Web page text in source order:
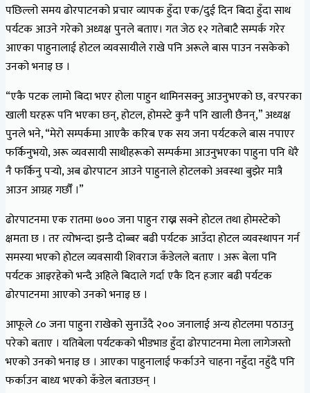
पछिल्लो समय ढोरपाटनको प्रचार व्यापक हुँदा एक/दुई दिन बिदा हुँदा साथ
पर्यटक आउने गरेको अध्यक्ष पुनले बताए। गत जेठ १२ गतेबाटै सम्पर्क गरेर
आएका पाहुनालाई होटल व्यवसायीले राखे पनि अरूले बास पाउन नसकेको
उनको भनाइ छ ।
“एकै पटक लामो बिदा भएर होला पाहुन थामिनसक्नु आउनुभएको छ, वरपरका
खाली घरहरू पनि भएका छन्, होटल, होमस्टे कुनै पनि खाली छैनन्,” अध्यक्ष
पुनले भने, “मेरो सम्पर्कमा आएकै करिब एक सय जना पर्यटकले बास नपाएर
फर्किनुभयो, अरू व्यवसायी साथीहरूको सम्पर्कमा आउनुभएका पाहुना पनि धेरै
नै फर्किनु पर्‍यो, अब ढोरपाटन आउने पाहुनाले होटलको अवस्था बुझेर मात्रै
आउन आग्रह गर्छौँ ।”
ढोरपाटनमा एक रातमा ७०० जना पाहुन राख्न सक्ने होटल तथा होमस्टेको
क्षमता छ । तर त्योभन्दा झन्डै दोब्बर बढी पर्यटक आउँदा होटल व्यवस्थापन गर्न
समस्या भएको होटल व्यवसायी शिवराज कँडेलले बताए । अरू बेला पनि
पर्यटक आइरहेको भन्दै अहिले बिदाले गर्दा एकै दिन हजार बढी पर्यटक
ढोरपाटनमा आएको उनको भनाइ छ ।
आफूले ८० जना पाहुना राखेको सुनाउँदै २०० जनालाई अन्य होटलमा पठाउनु
परेको बताए । यतिबेला पर्यटकको भीडभाड हुँदा ढोरपाटनमा मेला लागेजस्तो
भएको उनको भनाइ छ । आएका पाहुनालाई फर्काउने चाहना नहुँदा नहुँदै पनि
फर्काउन बाध्य भएको कँडेल बताउछन् ।